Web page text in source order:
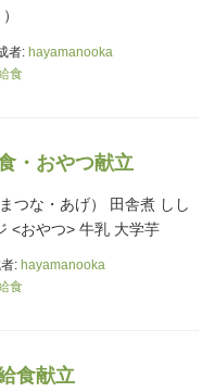
者: hayamanooka
食
・おやつ献立
つな・あげ） 田舎煮 しし
<おやつ> 牛乳 大学芋
: hayamanooka
食
食献立